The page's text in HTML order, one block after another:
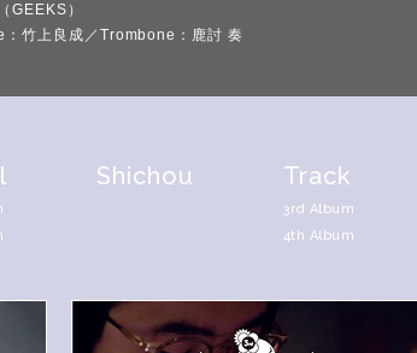
GEEKS）
竹上良成／Trombone：鹿討 奏
Shichou Track
3rd Album
4th Album